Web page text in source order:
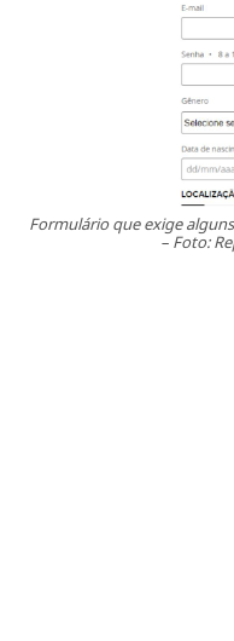
Formulário que exige
– Foto: